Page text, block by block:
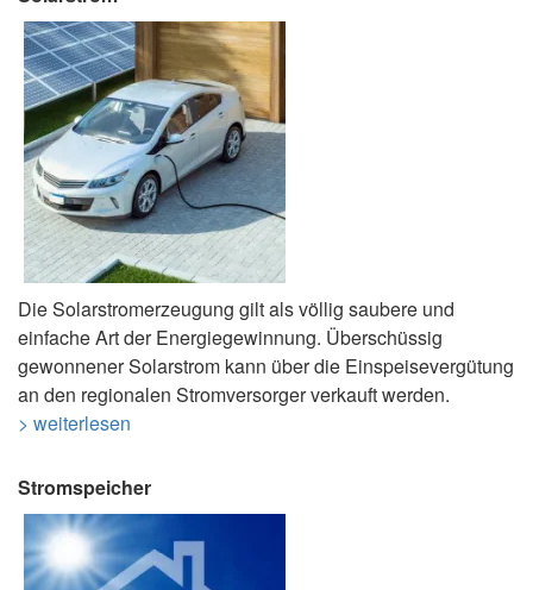
Die Solarstromerzeugung gilt als völlig saubere und
einfache Art der Energiegewinnung. Überschüssig
gewonnener Solarstrom kann über die Einspeisevergütung
an den regionalen Stromversorger verkauft werden.
> weiterlesen
Stromspeicher